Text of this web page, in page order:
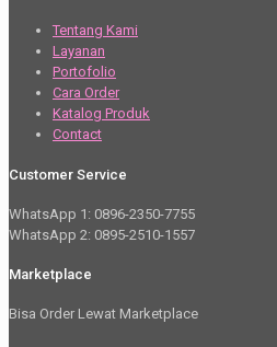
Tentang Kami
Layanan
Portofolio
Cara Order
Katalog Produk
Contact
Customer Service
WhatsApp 1: 0896-2350-7755
WhatsApp 2: 0895-2510-1557
Marketplace
Bisa Order Lewat Marketplace